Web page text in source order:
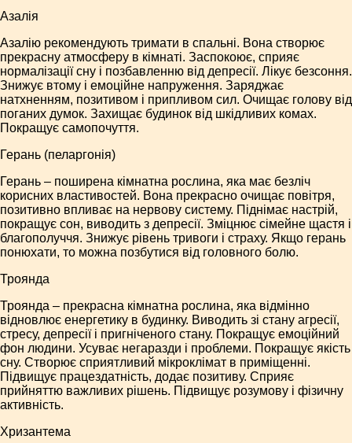
Азалія
Азалію рекомендують тримати в спальні. Вона створює
прекрасну атмосферу в кімнаті. Заспокоює, сприяє
нормалізації сну і позбавленню від депресії. Лікує безсоння.
Знижує втому і емоційне напруження. Заряджає
натхненням, позитивом і припливом сил. Очищає голову від
поганих думок. Захищає будинок від шкідливих комах.
Покращує самопочуття.
Герань (пеларгонія)
Герань – поширена кімнатна рослина, яка має безліч
корисних властивостей. Вона прекрасно очищає повітря,
позитивно впливає на нервову систему. Піднімає настрій,
покращує сон, виводить з депресії. Зміцнює сімейне щастя і
благополуччя. Знижує рівень тривоги і страху. Якщо герань
понюхати, то можна позбутися від головного болю.
Троянда
Троянда – прекрасна кімнатна рослина, яка відмінно
відновлює енергетику в будинку. Виводить зі стану агресії,
стресу, депресії і пригніченого стану. Покращує емоційний
фон людини. Усуває негаразди і проблеми. Покращує якість
сну. Створює сприятливий мікроклімат в приміщенні.
Підвищує працездатність, додає позитиву. Сприяє
прийняттю важливих рішень. Підвищує розумову і фізичну
активність.
Хризантема